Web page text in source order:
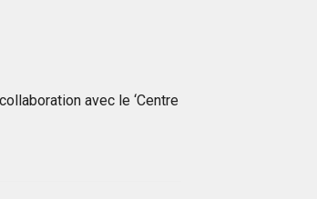
avec le ‘Centre